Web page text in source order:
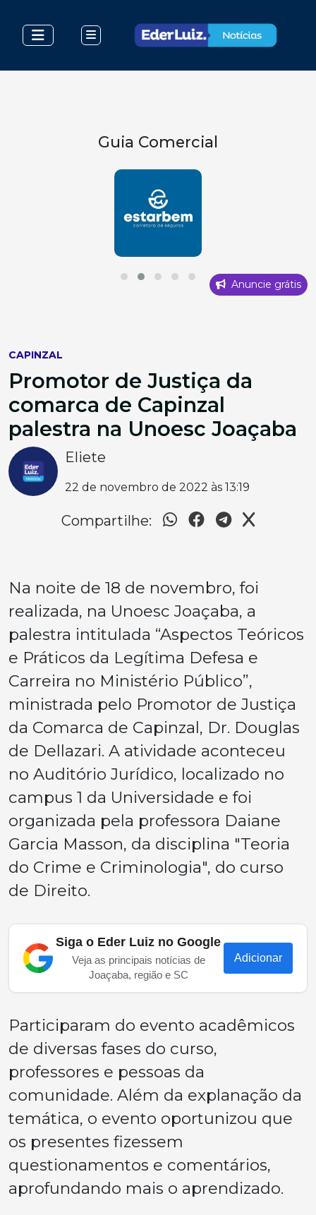
Guia Comercial
Anuncie grátis
CAPINZAL
Promotor de Justiça da
comarca de Capinzal
palestra na Unoesc Joaçaba
Eliete
22 de novembro de 2022 às 13:19
Compartilhe:
Na noite de 18 de novembro, foi
realizada, na Unoesc Joaçaba, a
palestra intitulada “Aspectos Teóricos
e Práticos da Legítima Defesa e
Carreira no Ministério Público”,
ministrada pelo Promotor de Justiça
da Comarca de Capinzal, Dr. Douglas
de Dellazari. A atividade aconteceu
no Auditório Jurídico, localizado no
campus 1 da Universidade e foi
organizada pela professora Daiane
Garcia Masson, da disciplina "Teoria
do Crime e Criminologia", do curso
de Direito.
Siga o Eder Luiz no Google
Veja as principais notícias de
Joaçaba, região e SC
Adicionar
Participaram do evento acadêmicos
de diversas fases do curso,
professores e pessoas da
comunidade. Além da explanação da
temática, o evento oportunizou que
os presentes fizessem
questionamentos e comentários,
aprofundando mais o aprendizado.